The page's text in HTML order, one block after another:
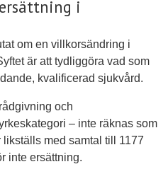
i
om en villkorsändring i
är att tydliggöra vad som
kvalificerad sjukvård.
och
– inte räknas som
med samtal till 1177
inte ersättning.